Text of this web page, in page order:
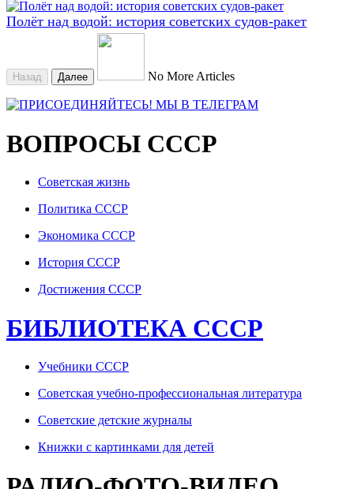
Полёт над водой: история советских судов-ракет
Назад Далее No More Articles
ВОПРОСЫ СССР
Советская жизнь
Политика СССР
Экономика СССР
История СССР
Достижения СССР
БИБЛИОТЕКА СССР
Учебники СССР
Советская учебно-профессиональная литература
Советские детские журналы
Книжки с картинками для детей